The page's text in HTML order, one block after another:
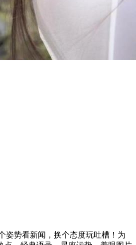
姿势看新闻，换个态度玩吐槽！为